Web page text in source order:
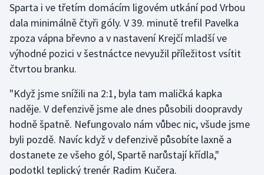
Sparta i ve třetím domácím ligovém utkání pod Vrbou
dala minimálně čtyři góly. V 39. minutě trefil Pavelka
zpoza vápna břevno a v nastavení Krejčí mladší ve
výhodné pozici v šestnáctce nevyužil příležitost vsítit
čtvrtou branku.
"Když jsme snížili na 2:1, byla tam maličká kapka
naděje. V defenzivě jsme ale dnes působili doopravdy
hodně špatně. Nefungovalo nám vůbec nic, všude jsme
byli pozdě. Navíc když v defenzivě působíte laxně a
dostanete ze všeho gól, Spartě narůstají křídla,"
podotkl teplický trenér Radim Kučera.